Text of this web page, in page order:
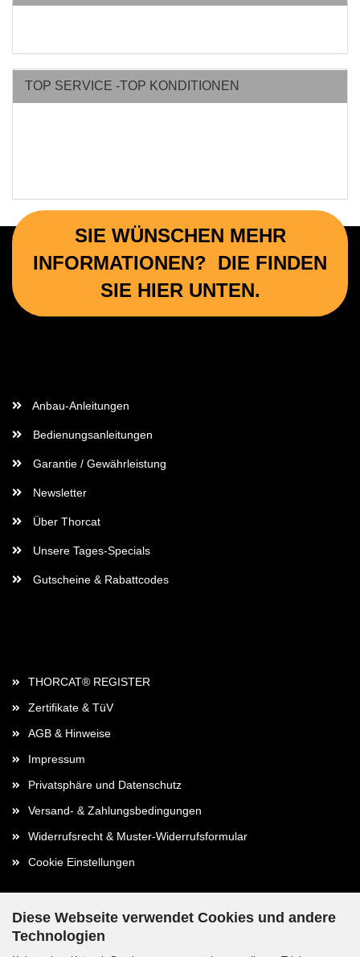
Diese Webseite verwendet Cookies und andere
Technologien
TOP SERVICE -TOP KONDITIONEN
SIE WÜNSCHEN MEHR
INFORMATIONEN? DIE FINDEN
SIE HIER UNTEN.
Anbau-Anleitungen
Bedienungsanleitungen
Garantie / Gewährleistung
Newsletter
Über Thorcat
Unsere Tages-Specials
Gutscheine & Rabattcodes
THORCAT® REGISTER
Zertifikate & TüV
AGB & Hinweise
Impressum
Privatsphäre und Datenschutz
Versand- & Zahlungsbedingungen
Widerrufsrecht & Muster-Widerrufsformular
Cookie Einstellungen